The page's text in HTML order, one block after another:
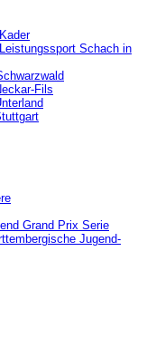
Schach in
Fils
Grand Prix Serie
Jugend-